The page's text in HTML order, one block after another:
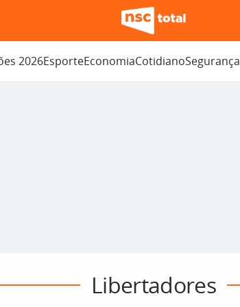
2026EsporteEconomiaCotidianoSegurança
Libertadores